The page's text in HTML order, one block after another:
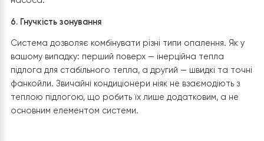
зосереджений лише у зовнішньому блоці
насоса.
магістралі під час ремонту, витік води набагато
простіше та дешевше усунути, ніж
фреонову трасу.
3. Комфорт та якість повітря